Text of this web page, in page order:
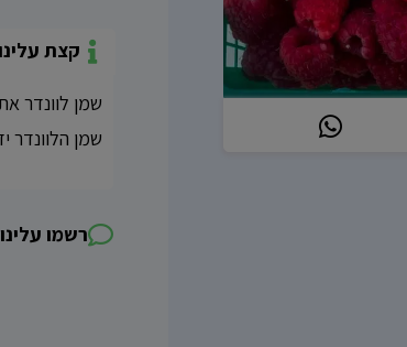
קצת עלינו
שמן לוונדר
שמן הלוונדר
רשמו